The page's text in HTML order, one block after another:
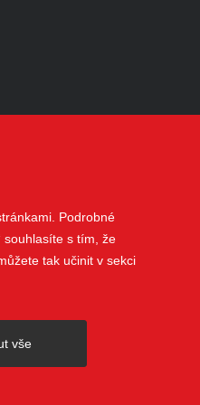
Podrobné
souhlasíte s tím, že
tak učinit v sekci
vše